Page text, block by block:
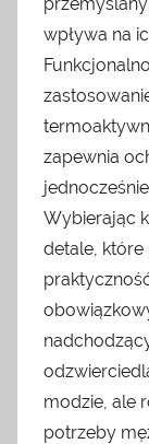
wpływa na
zapewnia
Wybierając
detale, które
modzie, ale
potrzeby